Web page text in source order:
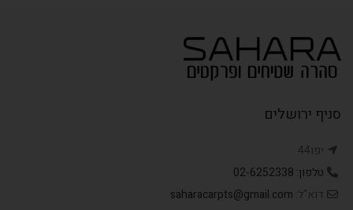
סניף ירושלים
יפו44
טלפון: 02-6252338
דוא"ל: saharacarpts@gmail.com